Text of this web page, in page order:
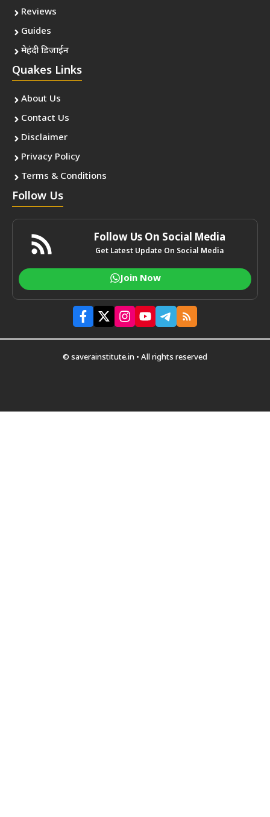
Reviews
Guides
मेहंदी डिजाईन
Quakes Links
About Us
Contact Us
Disclaimer
Privacy Policy
Terms & Conditions
Follow Us
Follow Us On Social Media
Get Latest Update On Social Media
Join Now
© saverainstitute.in • All rights reserved